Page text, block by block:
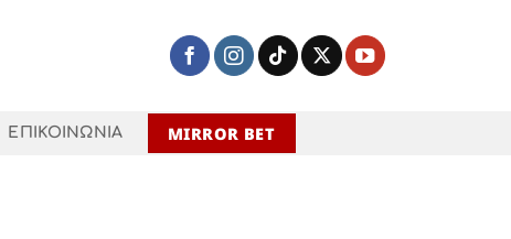
ΕΠΙΚΟΙΝΩΝΙΑ MIRROR BET